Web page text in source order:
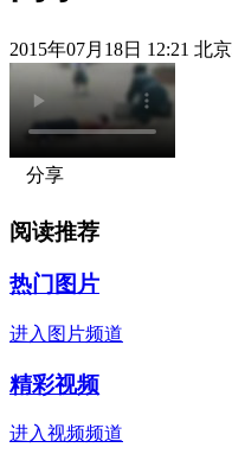
2015年07月18日 12:21 北
分享
阅读推荐
热门图片
进入图片频道
精彩视频
进入视频频道